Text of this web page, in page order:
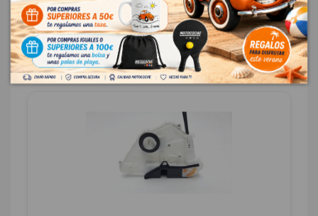
OEM:BDMC58310B
ID:1180064
48,00 € Sin IVA
58,08 € Con IVA